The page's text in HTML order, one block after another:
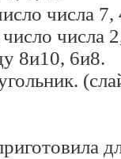
числа 7,
числа
8и10, 6и8.